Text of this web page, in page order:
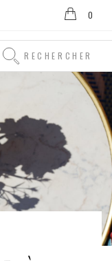
0
Rechercher
Rechercher